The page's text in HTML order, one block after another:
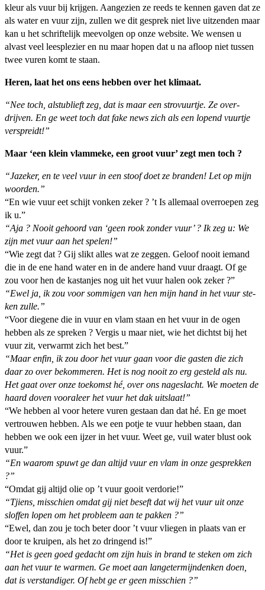
kleur als vuur bij krijgen. Aangezien ze reeds te kennen gaven dat ze
als water en vuur zijn, zullen we dit gesprek niet live uitzenden maar
kan u het schriftelijk meevolgen op onze website. We wensen u
alvast veel leesplezier en nu maar hopen dat u na afloop niet tussen
twee vuren komt te staan.
Heren, laat het ons eens hebben over het klimaat.
“Nee toch, alstublieft zeg, dat is maar een strovuurtje. Ze over­
drijven. En ge weet toch dat fake news zich als een lopend vuurtje
verspreidt!”
Maar ‘een klein vlammeke, een groot vuur’ zegt men toch ?
“Jazeker, en te veel vuur in een stoof doet ze branden! Let op mijn
woorden.”
“En wie vuur eet schijt vonken zeker ? ’t Is allemaal overroepen zeg
ik u.”
“Aja ? Nooit gehoord van ‘geen rook zonder vuur’ ? Ik zeg u: We
zijn met vuur aan het spelen!”
“Wie zegt dat ? Gij slikt alles wat ze zeggen. Geloof nooit iemand
die in de ene hand water en in de andere hand vuur draagt. Of ge
zou voor hen de kastanjes nog uit het vuur halen ook zeker ?”
“Ewel ja, ik zou voor sommigen van hen mijn hand in het vuur ste­
ken zulle.”
“Voor diegene die in vuur en vlam staan en het vuur in de ogen
hebben als ze spreken ? Vergis u maar niet, wie het dichtst bij het
vuur zit, verwarmt zich het best.”
“Maar enfin, ik zou door het vuur gaan voor die gasten die zich
daar zo over bekommeren. Het is nog nooit zo erg gesteld als nu.
Het gaat over onze toekomst hé, over ons nageslacht. We moeten de
haard doven vooraleer het vuur het dak uitslaat!”
“We hebben al voor hetere vuren gestaan dan dat hé. En ge moet
vertrouwen hebben. Als we een potje te vuur hebben staan, dan
hebben we ook een ijzer in het vuur. Weet ge, vuil water blust ook
vuur.”
“En waarom spuwt ge dan altijd vuur en vlam in onze gesprekken
?”
“Omdat gij altijd olie op ’t vuur gooit verdorie!”
“Tjiens, misschien omdat gij niet beseft dat wij het vuur uit onze
sloffen lopen om het probleem aan te pakken ?”
“Ewel, dan zou je toch beter door ’t vuur vliegen in plaats van er
door te kruipen, als het zo dringend is!”
“Het is geen goed gedacht om zijn huis in brand te steken om zich
aan het vuur te warmen. Ge moet aan langetermijndenken doen,
dat is verstandiger. Of hebt ge er geen misschien ?”